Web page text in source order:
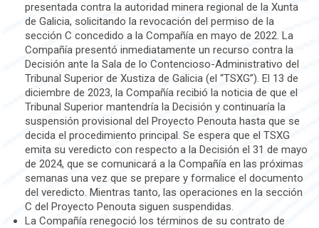
presentada contra la autoridad minera regional de la Xunta
de Galicia, solicitando la revocación del permiso de la
sección C concedido a la Compañía en mayo de 2022. La
Compañía presentó inmediatamente un recurso contra la
Decisión ante la Sala de lo Contencioso-Administrativo del
Tribunal Superior de Xustiza de Galicia (el “TSXG”). El 13 de
diciembre de 2023, la Compañía recibió la noticia de que el
Tribunal Superior mantendría la Decisión y continuaría la
suspensión provisional del Proyecto Penouta hasta que se
decida el procedimiento principal. Se espera que el TSXG
emita su veredicto con respecto a la Decisión el 31 de mayo
de 2024, que se comunicará a la Compañía en las próximas
semanas una vez que se prepare y formalice el documento
del veredicto. Mientras tanto, las operaciones en la sección
C del Proyecto Penouta siguen suspendidas.
La Compañía renegoció los términos de su contrato de